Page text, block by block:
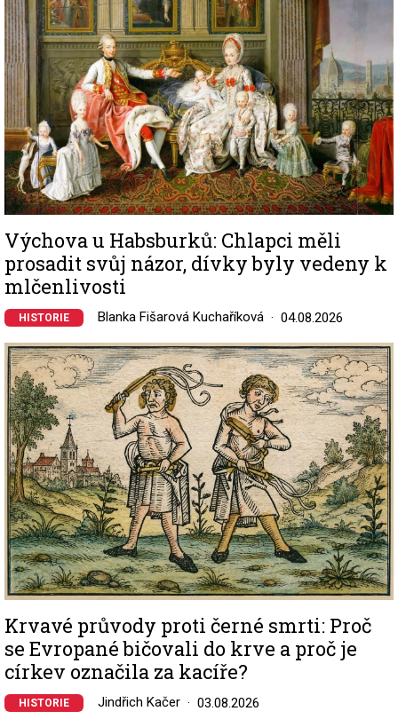
Výchova u Habsburků: Chlapci měli
prosadit svůj názor, dívky byly vedeny k
mlčenlivosti
HISTORIE Blanka Fišarová Kuchaříková 04.08.2026
Image
Krvavé průvody proti černé smrti: Proč
se Evropané bičovali do krve a proč je
církev označila za kacíře?
HISTORIE Jindřich Kačer 03.08.2026